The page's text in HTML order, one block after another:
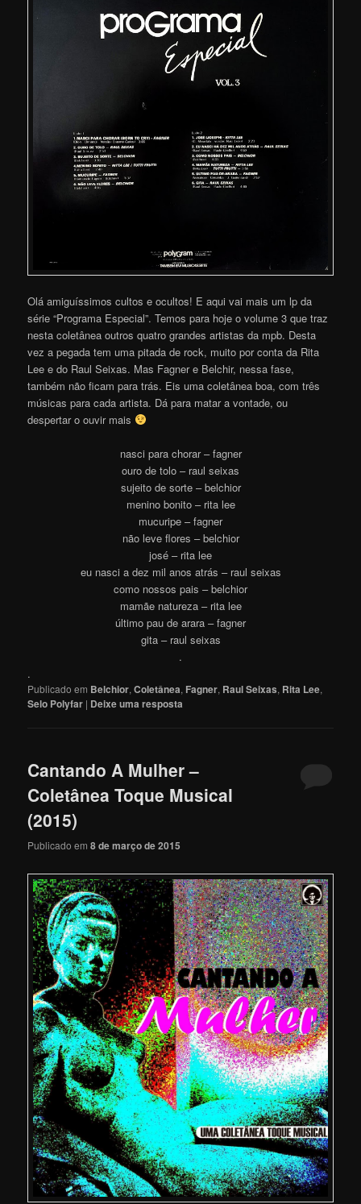
Olá amiguíssimos cultos e ocultos! E aqui vai mais um lp da
série “Programa Especial”. Temos para hoje o volume 3 que traz
nesta coletânea outros quatro grandes artistas da mpb. Desta
vez a pegada tem uma pitada de rock, muito por conta da Rita
Lee e do Raul Seixas. Mas Fagner e Belchir, nessa fase,
também não ficam para trás. Eis uma coletânea boa, com três
músicas para cada artista. Dá para matar a vontade, ou
despertar o ouvir mais
nasci para chorar – fagner
ouro de tolo – raul seixas
sujeito de sorte – belchior
menino bonito – rita lee
mucuripe – fagner
não leve flores – belchior
josé – rita lee
eu nasci a dez mil anos atrás – raul seixas
como nossos pais – belchior
mamãe natureza – rita lee
último pau de arara – fagner
gita – raul seixas
.
.
Publicado em Belchior,Coletânea, Fagner, Raul Seixas, Rita Lee,
Selo Polyfar | Deixe uma resposta
Cantando A Mulher –
Coletânea Toque Musical
(2015)
Publicado em8 de março de 2015